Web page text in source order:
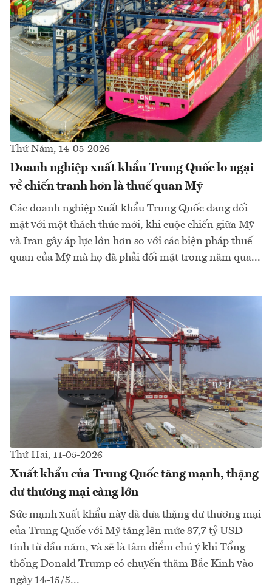
Thứ Năm, 14-05-2026
Doanh nghiệp xuất khẩu Trung Quốc lo ngại
về chiến tranh hơn là thuế quan Mỹ
Các doanh nghiệp xuất khẩu Trung Quốc đang đối
mặt với một thách thức mới, khi cuộc chiến giữa Mỹ
và Iran gây áp lực lớn hơn so với các biện pháp thuế
quan của Mỹ mà họ đã phải đối mặt trong năm qua...
Thứ Hai, 11-05-2026
Xuất khẩu của Trung Quốc tăng mạnh, thặng
dư thương mại càng lớn
Sức mạnh xuất khẩu này đã đưa thặng dư thương mại
của Trung Quốc với Mỹ tăng lên mức 87,7 tỷ USD
tính từ đầu năm, và sẽ là tâm điểm chú ý khi Tổng
thống Donald Trump có chuyến thăm Bắc Kinh vào
ngày 14-15/5...